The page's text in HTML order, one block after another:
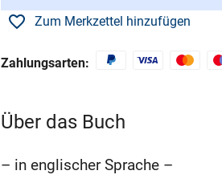
Zum Merkzettel hinzufügen
Zahlungsarten:
Über das Buch
– in englischer Sprache –